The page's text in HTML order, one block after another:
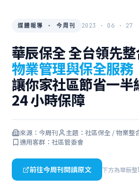
媒體報導 · 今周刊 2023 · 06 · 27
華辰保全 全台領先
物業管理與保全服務
讓你家社區節省一半
24 小時保障
來源：今周刊
主題：社區保全 / 物業整
適用客群：社區管委會
前往今周刊閱讀原文 下方為華辰